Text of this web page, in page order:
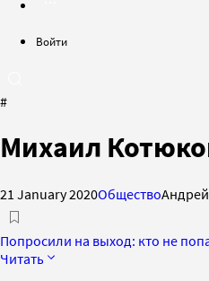
Войти
#
Михаил
21 January 2020Общество
Попросили на выход: кто не
Читать